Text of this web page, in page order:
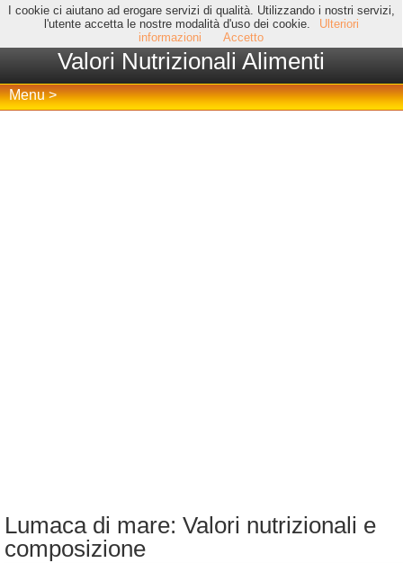
I cookie ci aiutano ad erogare servizi di qualità. Utilizzando i nostri servizi,
l'utente accetta le nostre modalità d'uso dei cookie.
Ulteriori
informazioni
Accetto
Valori Nutrizionali Alimenti
Menu >
Lumaca di mare: Valori nutrizionali e
composizione